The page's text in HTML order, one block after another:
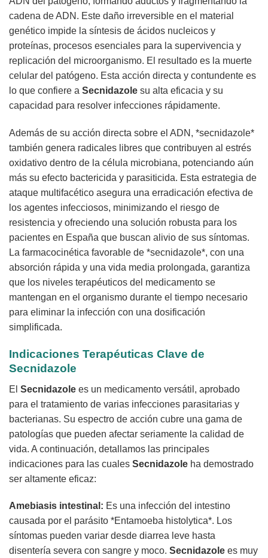
cadena de ADN. Este daño irreversible en el material
genético impide la síntesis de ácidos nucleicos y
proteínas, procesos esenciales para la supervivencia y
replicación del microorganismo. El resultado es la muerte
celular del patógeno. Esta acción directa y contundente es
lo que confiere a Secnidazole su alta eficacia y su
capacidad para resolver infecciones rápidamente.
Además de su acción directa sobre el ADN, *secnidazole*
también genera radicales libres que contribuyen al estrés
oxidativo dentro de la célula microbiana, potenciando aún
más su efecto bactericida y parasiticida. Esta estrategia de
ataque multifacético asegura una erradicación efectiva de
los agentes infecciosos, minimizando el riesgo de
resistencia y ofreciendo una solución robusta para los
pacientes en España que buscan alivio de sus síntomas.
La farmacocinética favorable de *secnidazole*, con una
absorción rápida y una vida media prolongada, garantiza
que los niveles terapéuticos del medicamento se
mantengan en el organismo durante el tiempo necesario
para eliminar la infección con una dosificación
simplificada.
Indicaciones Terapéuticas Clave de
Secnidazole
El Secnidazole es un medicamento versátil, aprobado
para el tratamiento de varias infecciones parasitarias y
bacterianas. Su espectro de acción cubre una gama de
patologías que pueden afectar seriamente la calidad de
vida. A continuación, detallamos las principales
indicaciones para las cuales Secnidazole ha demostrado
ser altamente eficaz:
Amebiasis intestinal: Es una infección del intestino
causada por el parásito *Entamoeba histolytica*. Los
síntomas pueden variar desde diarrea leve hasta
disentería severa con sangre y moco. Secnidazole es muy